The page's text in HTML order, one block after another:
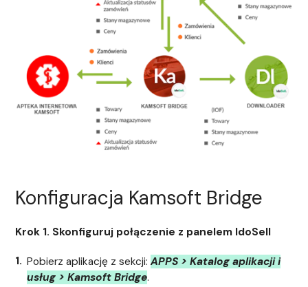
Konfiguracja Kamsoft Bridge
Krok 1. Skonfiguruj połączenie z panelem IdoSell
Pobierz aplikację z sekcji:APPS > Katalog aplikacji i
usług > Kamsoft Bridge.